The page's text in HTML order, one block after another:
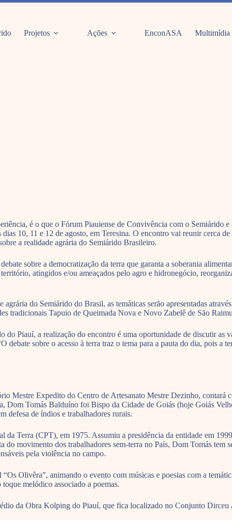
Projetos Ações EnconASA Multimídia
é o que o Fórum Piauiense de Convivência com o
10, 11 e 12 de agosto, em Teresina. O encontro vai reunir cerca
a realidade agrária do Semiárido Brasileiro.
sobre a democratização da terra que garanta a soberania
atingidos e/ou ameaçados pelo agro e hidronegócio,
do Semiárido do Brasil, as temáticas serão apresentadas
tradicionais Tapuio de Queimada Nova e Novo Zabelê de São
Piauí, a realização do encontro é uma oportunidade de discutir as
sobre o acesso à terra traz o tema para a pauta do dia, pois a
Mestre Expedito do Centro de Artesanato Mestre Dezinho,
Tomás Balduíno foi Bispo da Cidade de Goiás (hoje Goiás
defesa de índios e trabalhadores rurais.
Terra (CPT), em 1975. Assumiu a presidência da entidade em
do movimento dos trabalhadores sem-terra no País, Dom Tomás
pela violência no campo.
Olivêra”, animando o evento com músicas e poesias com a
melódico associado a poemas.
da Obra Kolping do Piauí, que fica localizado no Conjunto